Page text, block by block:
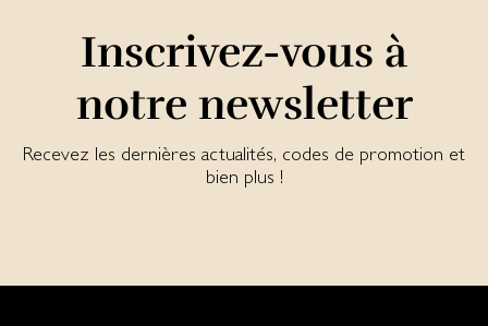
Inscrivez-vous à
notre newsletter
Recevez les dernières actualités, codes de promotion et
bien plus !